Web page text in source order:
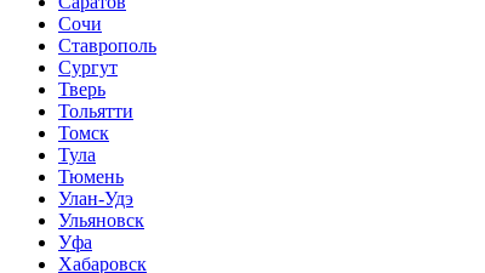
Сочи
Ставрополь
Сургут
Тверь
Тольятти
Томск
Тула
Тюмень
Улан-Удэ
Ульяновск
Уфа
Хабаровск